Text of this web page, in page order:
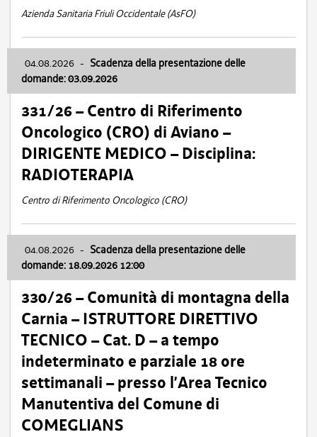
Azienda Sanitaria Friuli Occidentale (AsFO)
04.08.2026 - Scadenza della presentazione delle
domande: 03.09.2026
331/26 – Centro di Riferimento
Oncologico (CRO) di Aviano –
DIRIGENTE MEDICO – Disciplina:
RADIOTERAPIA
Centro di Riferimento Oncologico (CRO)
04.08.2026 - Scadenza della presentazione delle
domande: 18.09.2026 12:00
330/26 – Comunità di montagna della
Carnia – ISTRUTTORE DIRETTIVO
TECNICO – Cat. D – a tempo
indeterminato e parziale 18 ore
settimanali – presso l’Area Tecnico
Manutentiva del Comune di
COMEGLIANS